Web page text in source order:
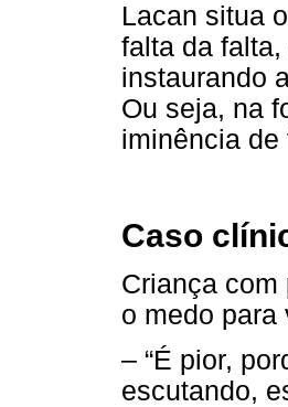
Lacan situa
falta da
instaurando
Ou seja, na
iminência de
Caso
Criança com
o medo para
– “É pior,
escutando,